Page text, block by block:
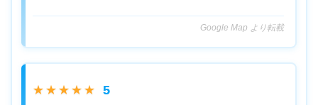
Google Map より転載
★★★★★ 5